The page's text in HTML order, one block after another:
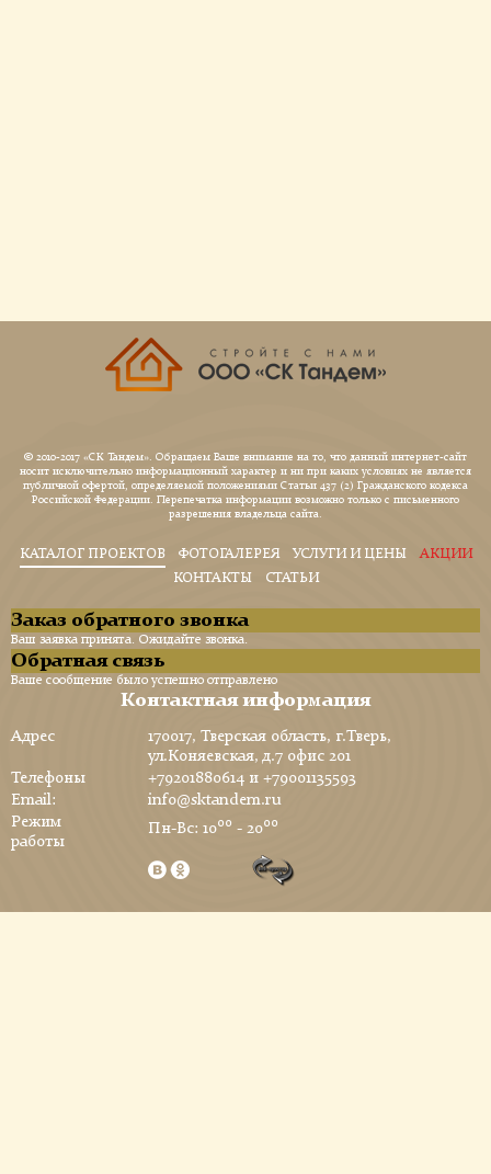
© 2010-2017 «СК Тандем». Обращаем Ваше внимание на то, что данный интернет-сайт
носит исключительно информационный характер и ни при каких условиях не является
публичной офертой, определяемой положениями Статьи 437 (2) Гражданского кодекса
Российской Федерации. Перепечатка информации возможно только с письменного
разрешения владельца сайта.
КАТАЛОГ ПРОЕКТОВ ФОТОГАЛЕРЕЯ УСЛУГИ И ЦЕНЫ
АКЦИИ
КОНТАКТЫ
СТАТЬИ
Заказ обратного звонка
Ваш заявка принята. Ожидайте звонка.
Обратная связь
Ваше сообщение было успешно отправлено
Контактная информация
Адрес
170017, Тверская область, г.Тверь,
ул.Коняевская, д.7 офис 201
Телефоны
+79201880614 и +79001135593
Email:
info@sktandem.ru
Режим
работы
Пн-Вс: 1000 - 2000